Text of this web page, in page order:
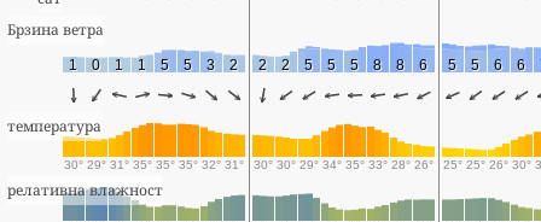
Брзина ветра
1 0 1 1 5 5 3 2 2 2 5 5 5 8 8 6 5 5 6 6
температура
30° 29° 31° 35° 35° 35° 32° 31° 30° 30° 29° 34° 35° 33° 28° 26° 25° 25° 26° 30°
релативна влажност